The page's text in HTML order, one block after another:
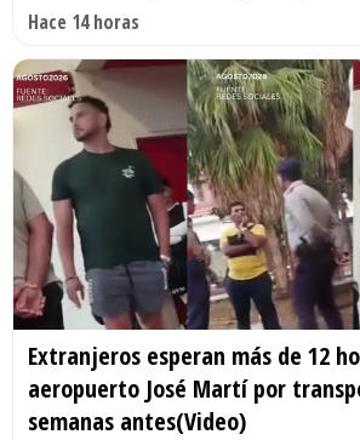
Hace 14 horas
Extranjeros esperan más de 12
aeropuerto José Martí por
semanas antes(Video)